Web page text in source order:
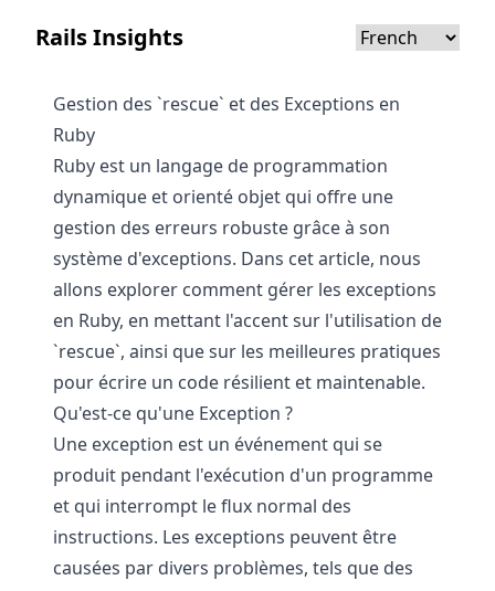
Rails Insights
Gestion des `rescue` et des Exceptions en
Ruby
Ruby est un langage de programmation
dynamique et orienté objet qui offre une
gestion des erreurs robuste grâce à son
système d'exceptions. Dans cet article, nous
allons explorer comment gérer les exceptions
en Ruby, en mettant l'accent sur l'utilisation de
`rescue`, ainsi que sur les meilleures pratiques
pour écrire un code résilient et maintenable.
Qu'est-ce qu'une Exception ?
Une exception est un événement qui se
produit pendant l'exécution d'un programme
et qui interrompt le flux normal des
instructions. Les exceptions peuvent être
causées par divers problèmes, tels que des